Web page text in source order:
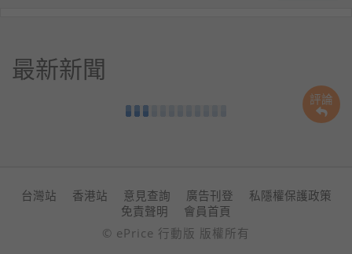
評論
最新新聞
台灣站 香港站 意見查詢 廣告刊登
私隱權保護政策
免責聲明
會員首頁
© ePrice 行動版 版權所有